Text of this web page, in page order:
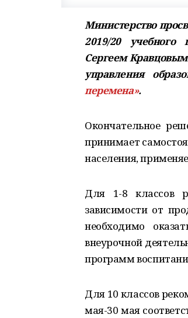
Министерство
2019/20
Сергеем
управления
перемена».
Окончательное
принимает
населения,
Для 1-8 классов
зависимости от
необходимо
внеурочной
программ
Для 10 классов
мая-30 мая